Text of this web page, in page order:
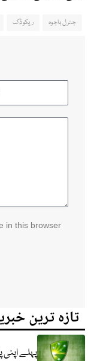
جنرل باجوہ ریکوڈک
in this browser
تازہ ترین
پہلے